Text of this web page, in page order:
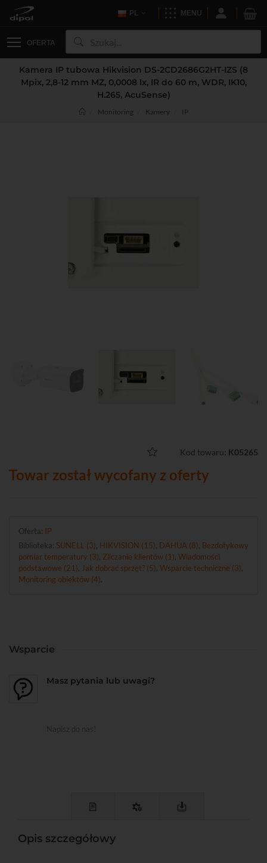
PL MENU
OFERTA
Kamera IP tubowa Hikvision DS-2CD2686G2HT-IZS (8
Mpix, 2,8-12 mm MZ, 0,0008 lx, IR do 60 m, WDR, IK10,
H.265, AcuSense)
Monitoring Kamery IP
Kod towaru: K05265
Towar został wycofany z oferty
Oferta: IP
Biblioteka: SUNELL (3) HIKVISION (15) DAHUA (8) Bezdotykowy
pomiar temperatury (3) Zliczanie klientów (1) Wiadomości
podstawowe (21)
Jak dobrać sprzęt? (5) Wsparcie techniczne (3)
Monitoring obiektów (4)
Wsparcie
Masz pytania lub uwagi?
Opis szczegółowy